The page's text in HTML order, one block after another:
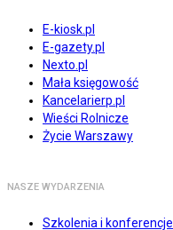
E-kiosk.pl
E-gazety.pl
Nexto.pl
Mała księgowość
Kancelarierp.pl
Wieści Rolnicze
Życie Warszawy
NASZE WYDARZENIA
Szkolenia i konferencje